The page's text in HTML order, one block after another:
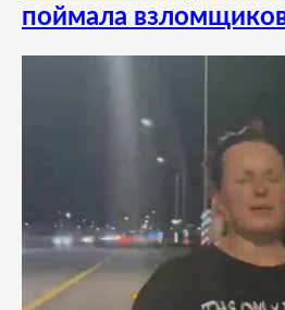
поймала взломщиков